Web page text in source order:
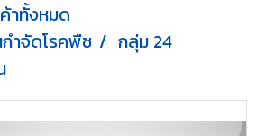
าทั้งหมด
ำจัดโรคพืช
กลุ่ม 24